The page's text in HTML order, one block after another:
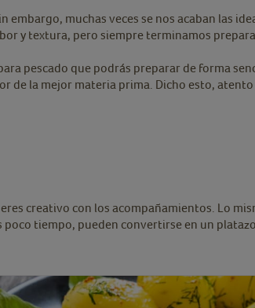
muchas veces se nos acaban las
y textura, pero siempre terminamos
pescado que podrás preparar de forma
de la mejor materia prima. Dicho esto,
creativo con los acompañamientos. Lo
tiempo, pueden convertirse en un